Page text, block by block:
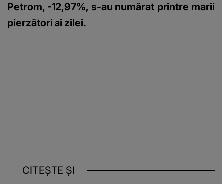
Petrom, -12,97%, s-au numărat printre marii
pierzători ai zilei.
CITEȘTE ȘI